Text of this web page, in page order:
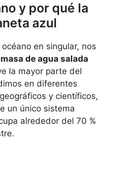
y por qué la
azul
en singular, nos
de agua salada
la mayor parte del
en diferentes
y científicos,
un único sistema
alrededor del 70 %